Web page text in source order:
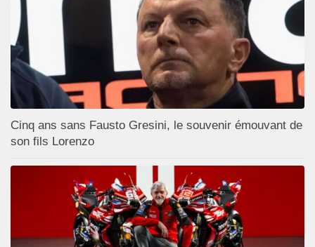
Cinq ans sans Fausto Gresini, le souvenir émouvant de
son fils Lorenzo